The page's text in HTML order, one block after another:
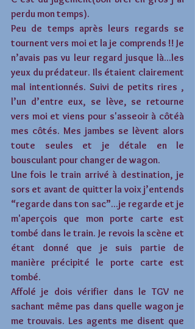
perdu mon temps).
Peu de temps après leurs regards se
tournent vers moi et la je comprends !! Je
n’avais pas vu leur regard jusque là...les
yeux du prédateur. Ils étaient clairement
mal intentionnés. Suivi de petits rires ,
l’un d’entre eux, se lève, se retourne
vers moi et viens pour s'asseoir à côtéà
mes côtés. Mes jambes se lèvent alors
toute seules et je détale en le
bousculant pour changer de wagon.
Une fois le train arrivé à destination, je
sors et avant de quitter la voix j’entends
“regarde dans ton sac”...je regarde et je
m'aperçois que mon porte carte est
tombé dans le train. Je revois la scène et
étant donné que je suis partie de
manière précipité le porte carte est
tombé.
Affolé je dois vérifier dans le TGV ne
sachant même pas dans quelle wagon je
me trouvais. Les agents me disent que